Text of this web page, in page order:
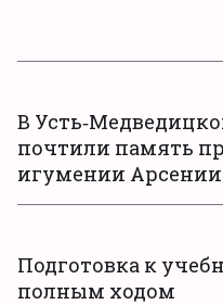
В
почтили память
игумении Арсении
Подготовка к
полным ходом